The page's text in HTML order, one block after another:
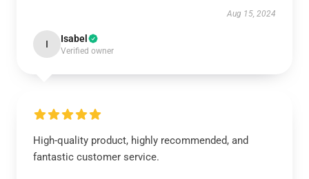
Aug 15, 2024
I Isabel
Verified owner
High-quality product, highly recommended, and
fantastic customer service.